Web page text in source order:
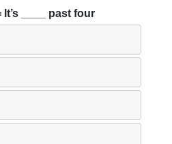
____ past four